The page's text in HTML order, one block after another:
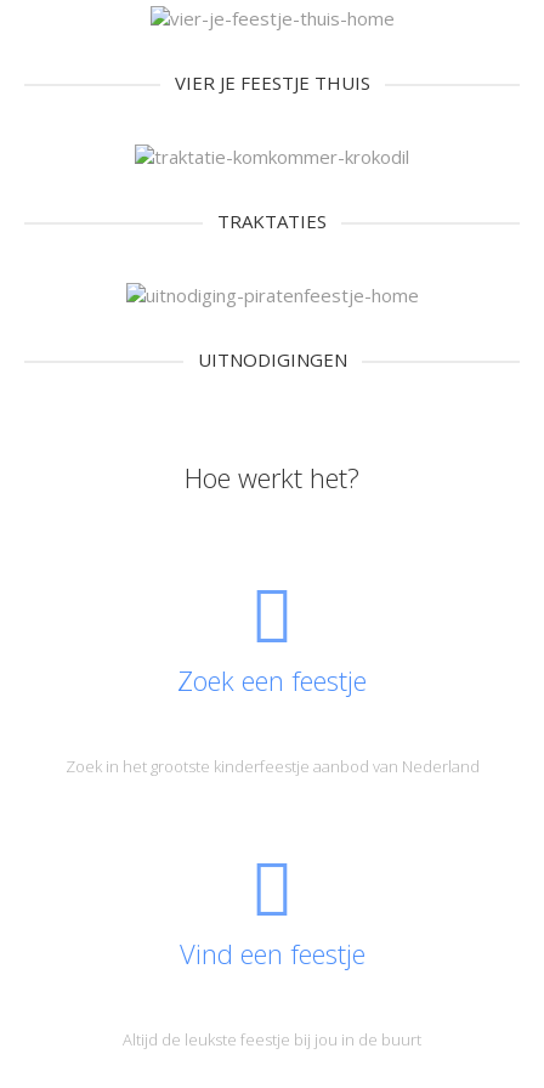
VIER JE FEESTJE THUIS
TRAKTATIES
UITNODIGINGEN
Hoe werkt het?
Zoek een feestje
Zoek in het grootste kinderfeestje aanbod van Nederland
Vind een feestje
Altijd de leukste feestje bij jou in de buurt